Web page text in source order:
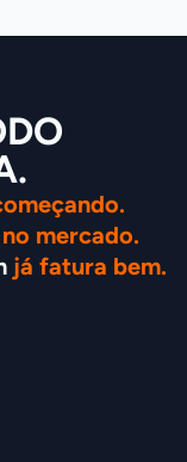
mercado.
já fatura bem.